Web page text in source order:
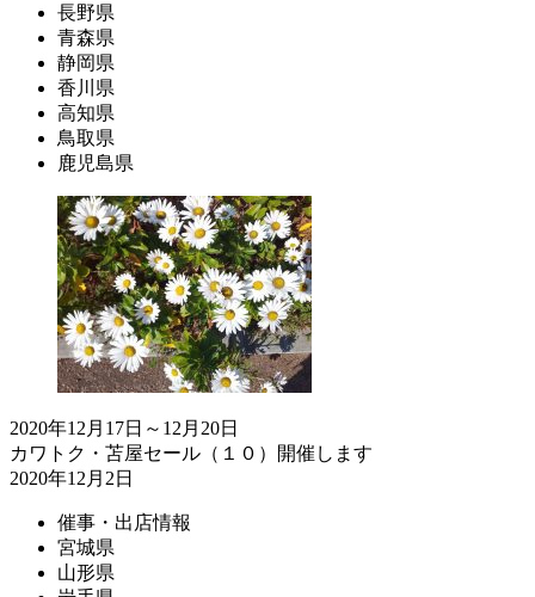
長野県
青森県
静岡県
香川県
高知県
鳥取県
鹿児島県
2020年12月17日～12月20日
カワトク・苫屋セール（１０）開催します
2020年12月2日
催事・出店情報
宮城県
山形県